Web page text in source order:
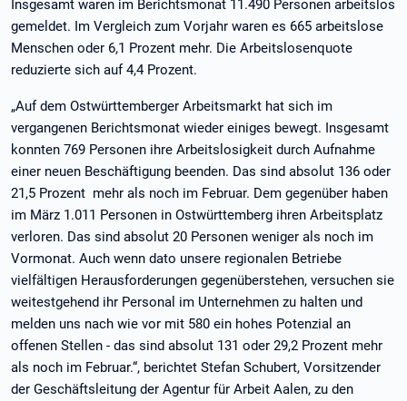
Insgesamt waren im Berichtsmonat 11.490 Personen arbeitslos
gemeldet. Im Vergleich zum Vorjahr waren es 665 arbeitslose
Menschen oder 6,1 Prozent mehr. Die Arbeitslosenquote
reduzierte sich auf 4,4 Prozent.
„Auf dem Ostwürttemberger Arbeitsmarkt hat sich im
vergangenen Berichtsmonat wieder einiges bewegt. Insgesamt
konnten 769 Personen ihre Arbeitslosigkeit durch Aufnahme
einer neuen Beschäftigung beenden. Das sind absolut 136 oder
21,5 Prozent mehr als noch im Februar. Dem gegenüber haben
im März 1.011 Personen in Ostwürttemberg ihren Arbeitsplatz
verloren. Das sind absolut 20 Personen weniger als noch im
Vormonat. Auch wenn dato unsere regionalen Betriebe
vielfältigen Herausforderungen gegenüberstehen, versuchen sie
weitestgehend ihr Personal im Unternehmen zu halten und
melden uns nach wie vor mit 580 ein hohes Potenzial an
offenen Stellen - das sind absolut 131 oder 29,2 Prozent mehr
als noch im Februar.“, berichtet Stefan Schubert, Vorsitzender
der Geschäftsleitung der Agentur für Arbeit Aalen, zu den